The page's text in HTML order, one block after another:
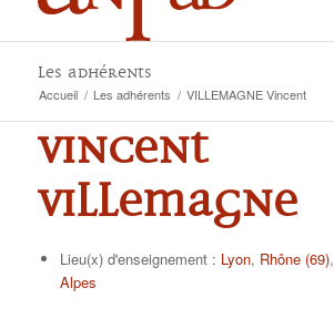
Les adhérents
Accueil / Les adhérents / VILLEMAGNE Vincent
Vincent
VILLEMAGNE
Lieu(x) d'enseignement : Lyon, Rhône (69),
Alpes